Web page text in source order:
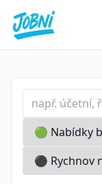
Profese nebo
Typ inzerátu
Lokalita